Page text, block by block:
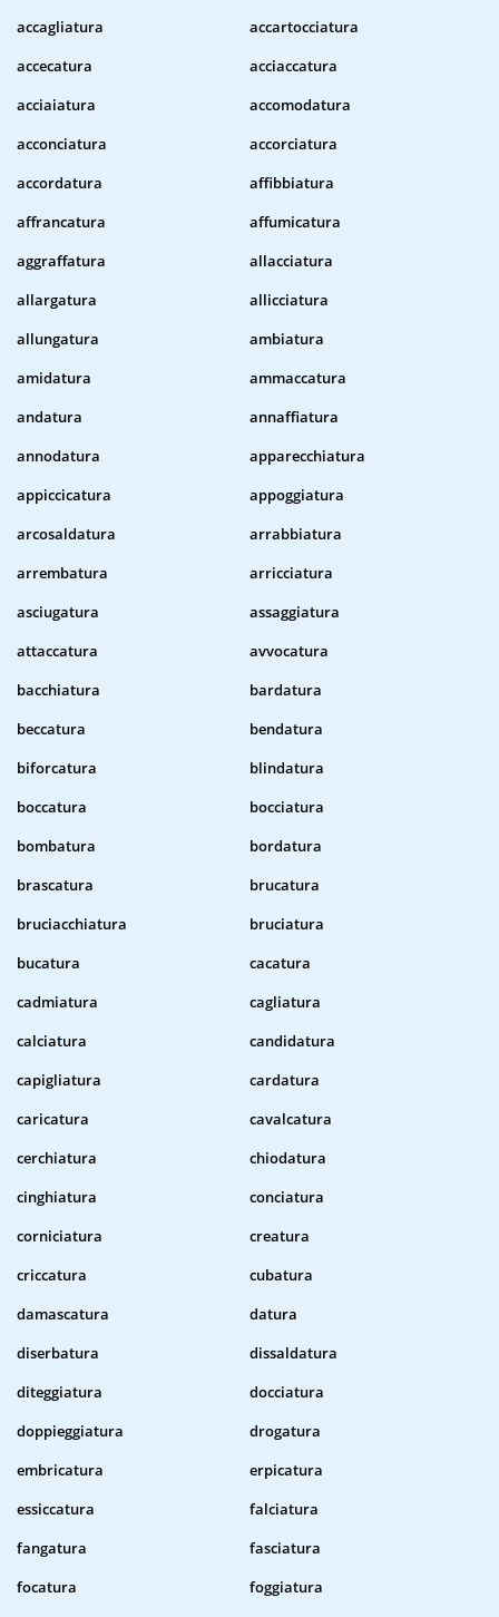
accagliatura
accartocciatura
accecatura
acciaccatura
acciaiatura
accomodatura
acconciatura
accorciatura
accordatura
affibbiatura
affrancatura
affumicatura
aggraffatura
allacciatura
allargatura
allicciatura
allungatura
ambiatura
amidatura
ammaccatura
andatura
annaffiatura
annodatura
apparecchiatura
appiccicatura
appoggiatura
arcosaldatura
arrabbiatura
arrembatura
arricciatura
asciugatura
assaggiatura
attaccatura
avvocatura
bacchiatura
bardatura
beccatura
bendatura
biforcatura
blindatura
boccatura
bocciatura
bombatura
bordatura
brascatura
brucatura
bruciacchiatura
bruciatura
bucatura
cacatura
cadmiatura
cagliatura
calciatura
candidatura
capigliatura
cardatura
caricatura
cavalcatura
cerchiatura
chiodatura
cinghiatura
conciatura
corniciatura
creatura
criccatura
cubatura
damascatura
datura
diserbatura
dissaldatura
diteggiatura
docciatura
doppieggiatura
drogatura
embricatura
erpicatura
essiccatura
falciatura
fangatura
fasciatura
focatura
foggiatura